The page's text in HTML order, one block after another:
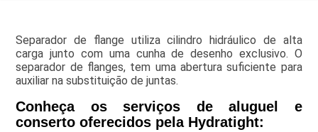
Separador de flange utiliza cilindro hidráulico de alta
carga junto com uma cunha de desenho exclusivo. O
separador de flanges, tem uma abertura suficiente para
auxiliar na substituição de juntas.
Conheça os serviços de aluguel e
conserto oferecidos pela Hydratight: